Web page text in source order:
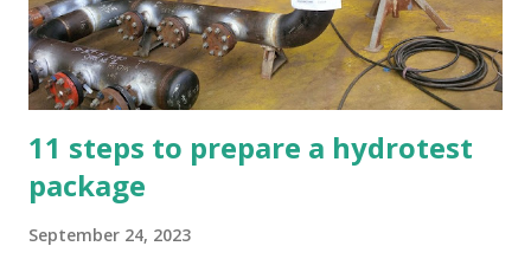
hàn (visual inspection) Kiểm tra phá hủy (des...
11 steps to prepare a hydrotest
package
September 24, 2023